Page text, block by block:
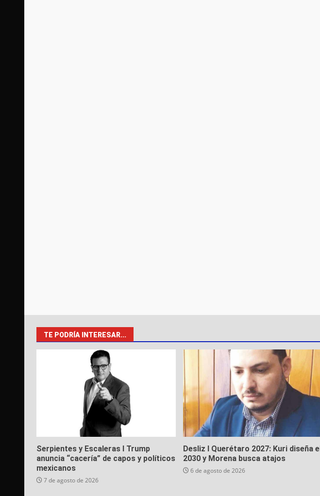
TE PODRÍA INTERESAR...
Serpientes y Escaleras I Trump
anuncia “cacería” de capos y políticos
mexicanos
7 de agosto de 2026
Desliz I Querétaro 2027: Kuri diseña el
2030 y Morena busca atajos
6 de agosto de 2026